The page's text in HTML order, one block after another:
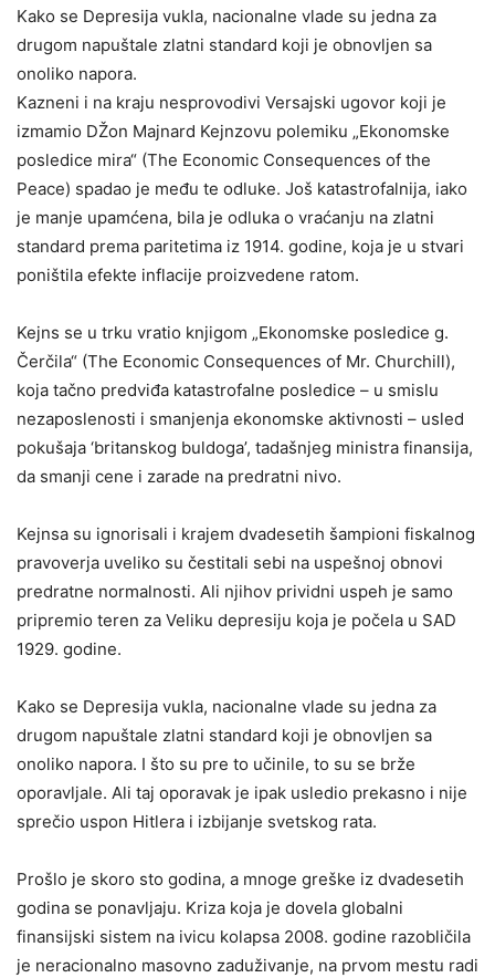
Kako se Depresija vukla, nacionalne vlade su jedna za
drugom napuštale zlatni standard koji je obnovljen sa
onoliko napora.
Kazneni i na kraju nesprovodivi Versajski ugovor koji je
izmamio DŽon Majnard Kejnzovu polemiku „Ekonomske
posledice mira“ (The Economic Consequences of the
Peace) spadao je među te odluke. Još katastrofalnija, iako
je manje upamćena, bila je odluka o vraćanju na zlatni
standard prema paritetima iz 1914. godine, koja je u stvari
poništila efekte inflacije proizvedene ratom.
Kejns se u trku vratio knjigom „Ekonomske posledice g.
Čerčila“ (The Economic Consequences of Mr. Churchill),
koja tačno predviđa katastrofalne posledice – u smislu
nezaposlenosti i smanjenja ekonomske aktivnosti – usled
pokušaja ‘britanskog buldoga’, tadašnjeg ministra finansija,
da smanji cene i zarade na predratni nivo.
Kejnsa su ignorisali i krajem dvadesetih šampioni fiskalnog
pravoverja uveliko su čestitali sebi na uspešnoj obnovi
predratne normalnosti. Ali njihov prividni uspeh je samo
pripremio teren za Veliku depresiju koja je počela u SAD
1929. godine.
Kako se Depresija vukla, nacionalne vlade su jedna za
drugom napuštale zlatni standard koji je obnovljen sa
onoliko napora. I što su pre to učinile, to su se brže
oporavljale. Ali taj oporavak je ipak usledio prekasno i nije
sprečio uspon Hitlera i izbijanje svetskog rata.
Prošlo je skoro sto godina, a mnoge greške iz dvadesetih
godina se ponavljaju. Kriza koja je dovela globalni
finansijski sistem na ivicu kolapsa 2008. godine razobličila
je neracionalno masovno zaduživanje, na prvom mestu radi